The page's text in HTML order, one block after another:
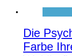
Die
Farbe